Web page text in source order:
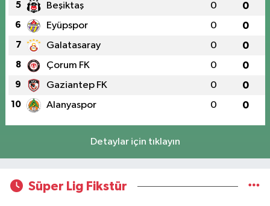
5 Beşiktaş 0 0
6 Eyüpspor 0 0
7 Galatasaray 0 0
8 Çorum FK 0 0
9 Gaziantep FK 0 0
10 Alanyaspor 0 0
Detaylar için tıklayın
Süper Lig Fikstür